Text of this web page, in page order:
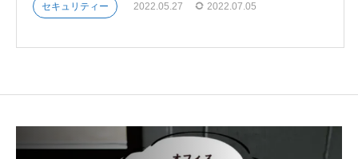
セキュリティー 2022.05.27 2022.07.05